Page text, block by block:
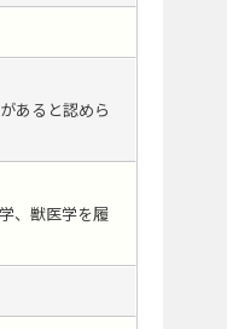
あると認めら
、獣医学を履